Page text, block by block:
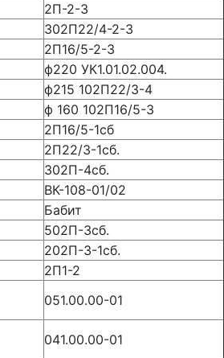
2П-2-3
302П22/4-2-3
2П16/5-2-3
ф220 УК1.01.02.004.
ф215 102П22/3-4
ф 160 102П16/5-3
2П16/5-1сб
2П22/3-1сб.
302П-4сб.
ВК-108-01/02
Бабит
502П-3сб.
202П-3-1сб.
2П1-2
051.00.00-01
041.00.00-01